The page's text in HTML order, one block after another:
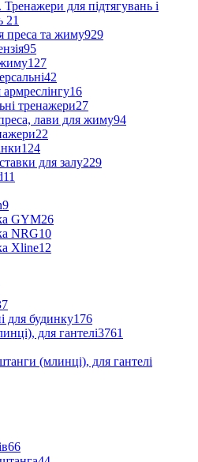
Тренажери для підтягувань і
21
преса та жиму929
95
127
42
16
тренажери27
лави для жиму94
22
124
для залу229
11
9
GYM26
NRG10
Xline12
для будинку176
для гантелі3761
(млинці), для гантелі
66